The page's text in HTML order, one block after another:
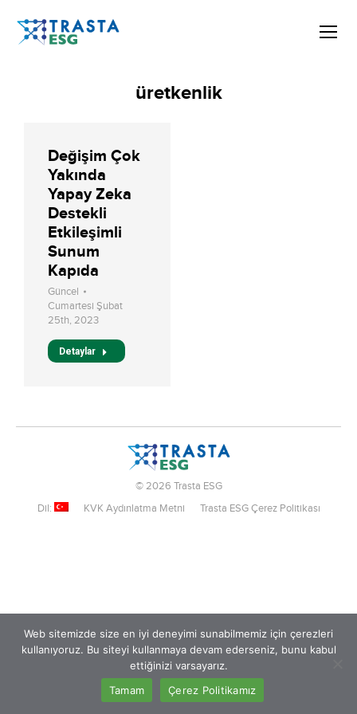
üretkenlik
Değişim Çok
Yakında
Yapay Zeka
Destekli
Etkileşimli
Sunum
Kapıda
Güncel
Cumartesi Şubat
25th, 2023
Detaylar
© 2026 Trasta ESG
Dil:
KVK Aydınlatma Metni Trasta ESG Çerez Politikası
Web sitemizde size en iyi deneyimi sunabilmemiz için çerezleri
kullanıyoruz. Bu siteyi kullanmaya devam ederseniz, bunu kabul
ettiğinizi varsayarız.
Tamam
Çerez Politikamız